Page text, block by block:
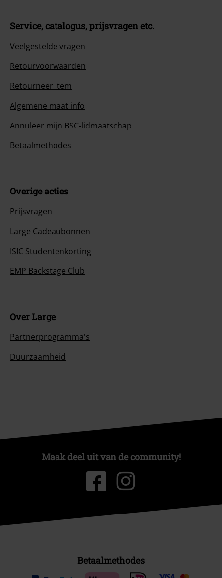
Service, catalogus, prijsvragen etc.
Veelgestelde vragen
Retourvoorwaarden
Retourneer item
Algemene maat info
Annuleer mijn BSC-lidmaatschap
Betaalmethodes
Overige acties
Prijsvragen
Large Cadeaubonnen
ISIC Studentenkorting
EMP Backstage Club
Over Large
Partnerprogramma's
Duurzaamheid
Maak deel uit van de community!
Betaalmethodes